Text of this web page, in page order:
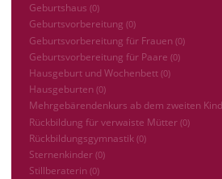
Geburtshaus (0)
Geburtsvorbereitung (0)
Geburtsvorbereitung für Frauen (0)
Geburtsvorbereitung für Paare (0)
Hausgeburt und Wochenbett (0)
Hausgeburten (0)
Mehrgebärendenkurs ab dem zweiten Kind
Rückbildung für verwaiste Mütter (0)
Rückbildungsgymnastik (0)
Sternenkinder (0)
Stillberaterin (0)